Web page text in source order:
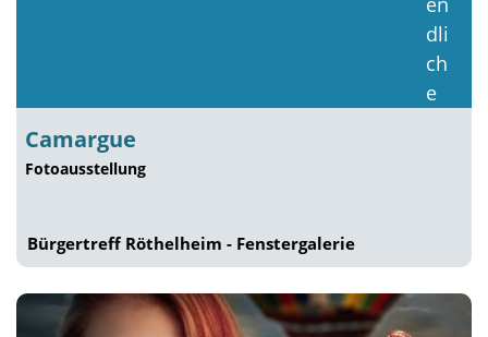
Camargue
Fotoausstellung
Bürgertreff Röthelheim - Fenstergalerie